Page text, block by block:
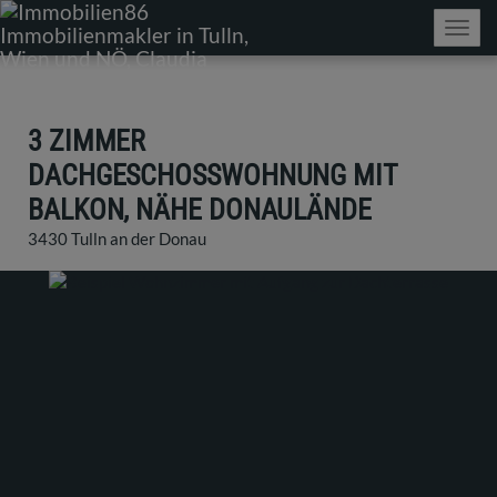
3 ZIMMER
DACHGESCHOSSWOHNUNG MIT
BALKON, NÄHE DONAULÄNDE
3430 Tulln an der Donau